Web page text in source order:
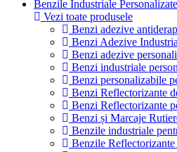
Benzile Industriale
Vezi toate produsele
Benzi adezive
Benzi Adezive
Benzi adezive
Benzi industriale
Benzi personalizabile
Benzi Reflectorizante
Benzi Reflectorizante
Benzi și Marcaje
Benzile industriale
Benzile